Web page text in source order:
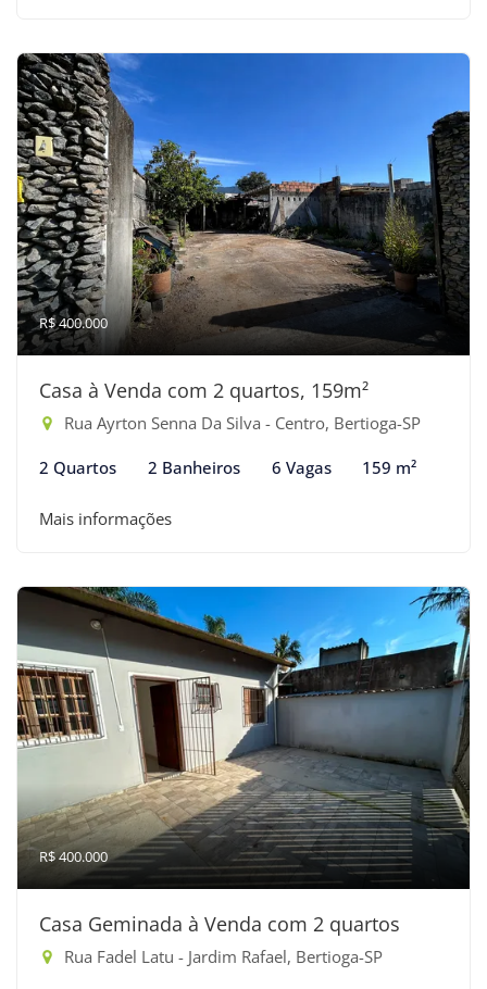
R$ 400.000
Casa à Venda com 2 quartos, 159m²
Rua Ayrton Senna Da Silva - Centro, Bertioga-SP
2 Quartos 2 Banheiros 6 Vagas 159 m²
Mais informações
R$ 400.000
Casa Geminada à Venda com 2 quartos
Rua Fadel Latu - Jardim Rafael, Bertioga-SP